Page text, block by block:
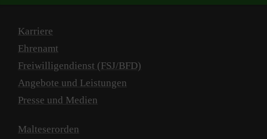
Karriere
Ehrenamt
Freiwilligendienst (FSJ/BFD)
Angebote und Leistungen
Presse und Medien
Malteserorden